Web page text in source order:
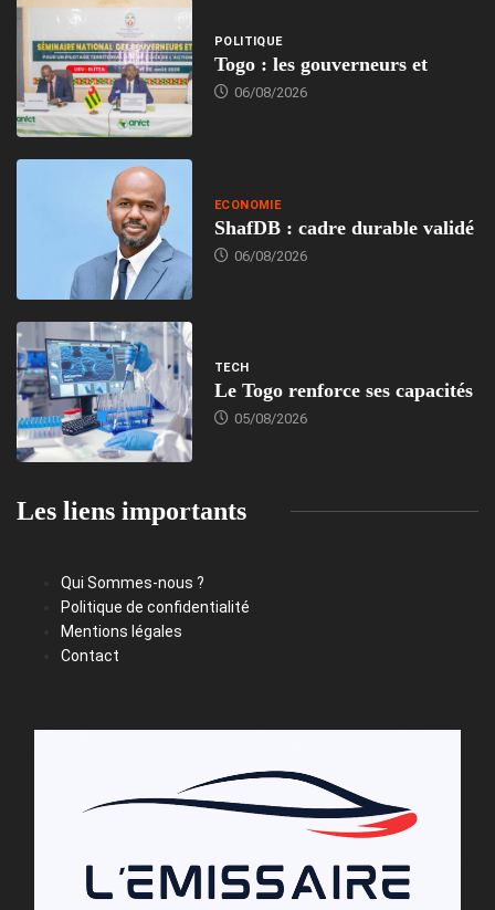
POLITIQUE
Togo : les gouverneurs et
06/08/2026
ECONOMIE
ShafDB : cadre durable validé
06/08/2026
TECH
Le Togo renforce ses capacités
05/08/2026
Les liens importants
Qui Sommes-nous ?
Politique de confidentialité
Mentions légales
Contact